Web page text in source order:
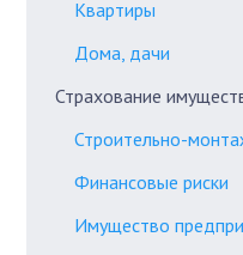
Квартиры
Дома, дачи
Страхование
Строительно-
Финансовые риски
Имущество